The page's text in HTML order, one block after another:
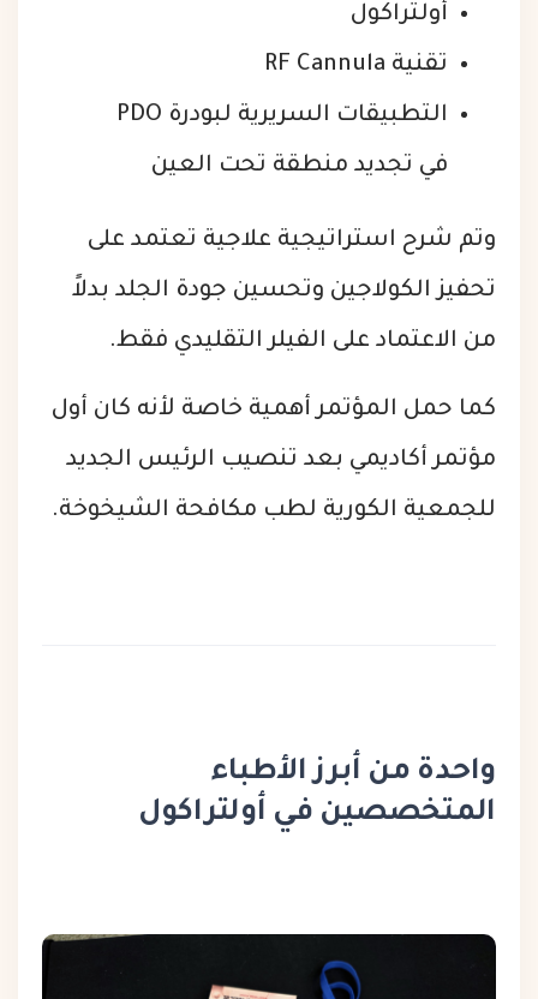
أولتراكول
تقنية RF Cannula
التطبيقات السريرية لبودرة PDO
في تجديد منطقة تحت العين
وتم شرح استراتيجية علاجية تعتمد على
تحفيز الكولاجين وتحسين جودة الجلد بدلاً
من الاعتماد على الفيلر التقليدي فقط.
كما حمل المؤتمر أهمية خاصة لأنه كان أول
مؤتمر أكاديمي بعد تنصيب الرئيس الجديد
للجمعية الكورية لطب مكافحة الشيخوخة.
واحدة من أبرز الأطباء
المتخصصين في أولتراكول